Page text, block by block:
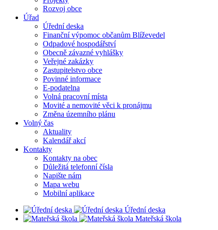
Rozvoj obce
Úřad
Úřední deska
Finanční výpomoc občanům Blíževedel
Odpadové hospodářství
Obecně závazné vyhlášky
Veřejné zakázky
Zastupitelstvo obce
Povinné informace
E-podatelna
Volná pracovní místa
Movité a nemovité věci k pronájmu
Změna územního plánu
Volný čas
Aktuality
Kalendář akcí
Kontakty
Kontakty na obec
Důležitá telefonní čísla
Napište nám
Mapa webu
Mobilní aplikace
Úřední deska
Mateřská škola